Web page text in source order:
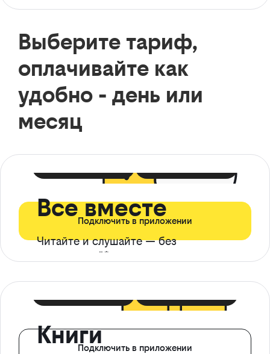
Выберите тариф,
оплачивайте как
удобно - день или
месяц
Все вместе
Читайте и слушайте — без
ограничений*
Подключить в приложении
КнигиПодключить в приложении